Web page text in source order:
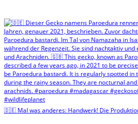
🇩🇪 Mal was anderes: Handwerk! Die